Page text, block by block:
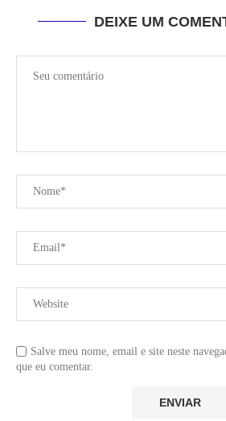
DEIXE UM
Salve meu nome, email e site neste
que eu comentar.